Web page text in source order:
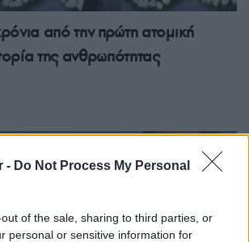
- Do Not Process My Personal
of the sale, sharing to third parties, or
personal or sensitive information for
από την πρώτη ατομική
της ανθρωπότητας